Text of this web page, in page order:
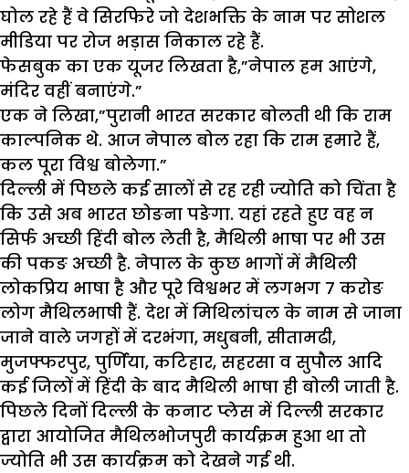
घोल रहे हैं वे सिरफिरे जो देशभक्ति के नाम पर सोशल
मीडिया पर रोज भड़ास निकाल रहे हैं.
फेसबुक का एक यूजर लिखता है,”नेपाल हम आएंगे,
मंदिर वहीं बनाएंगे.”
एक ने लिखा,”पुरानी भारत सरकार बोलती थी कि राम
काल्पनिक थे. आज नेपाल बोल रहा कि राम हमारे हैं,
कल पूरा विश्व बोलेगा.”
दिल्ली में पिछले कई सालों से रह रही ज्योति को चिंता है
कि उसे अब भारत छोङना पङेगा. यहां रहते हुए वह न
सिर्फ अच्छी हिंदी बोल लेती है, मैथिली भाषा पर भी उस
की पकङ अच्छी है. नेपाल के कुछ भागों में मैथिली
लोकप्रिय भाषा है और पूरे विश्वभर में लगभग 7 करोङ
लोग मैथिलभाषी हैं. देश में मिथिलांचल के नाम से जाना
जाने वाले जगहों में दरभंगा, मधुबनी, सीतामढी,
मुजफ्फरपुर, पुर्णिया, कटिहार, सहरसा व सुपौल आदि
कई जिलों में हिंदी के बाद मैथिली भाषा ही बोली जाती है.
पिछले दिनों दिल्ली के कनाट प्लेस में दिल्ली सरकार
द्वारा आयोजित मैथिलभोजपुरी कार्यक्रम हुआ था तो
ज्योति भी उस कार्यक्रम को देखने गई थी.